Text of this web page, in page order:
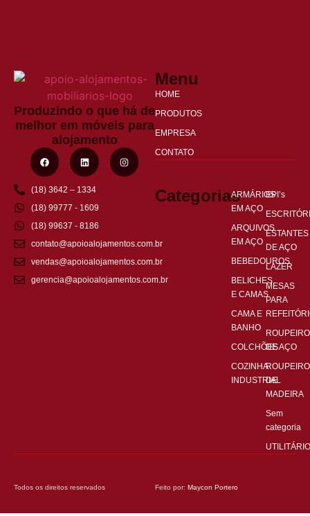
Produzindo o que há de
melhor em móveis para
alojamento
(18) 3642 – 1334
(18) 99777 - 1609
(18) 99637 - 8186
contato@apoioalojamentos.com.br
vendas@apoioalojamentos.com.br
gerencia@apoioalojamentos.com.br
Menu
HOME
PRODUTOS
EMPRESA
CONTATO
CategoriasARMÁRIOS
EM AÇO
ARQUIVOS
EM AÇO
BEBEDOUROS
BELICHES
E CAMAS
CAMA E
BANHO
COLCHÕES
COZINHA
INDUSTRIAL
EPI’s
ESTANTES
DE AÇO
LAZER
MESAS
PARA
DE AÇO
DE
MADEIRA
Sem
categoria
Todos os direitos reservados Feito por: Maycon Portero